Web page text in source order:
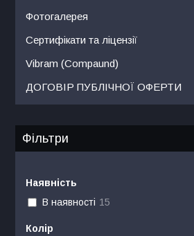
Фотогалерея
Сертифікати та ліцензії
Vibram (Compaund)
ДОГОВІР ПУБЛІЧНОЇ ОФЕРТИ
Фільтри
Наявність
В наявності 15
Колір